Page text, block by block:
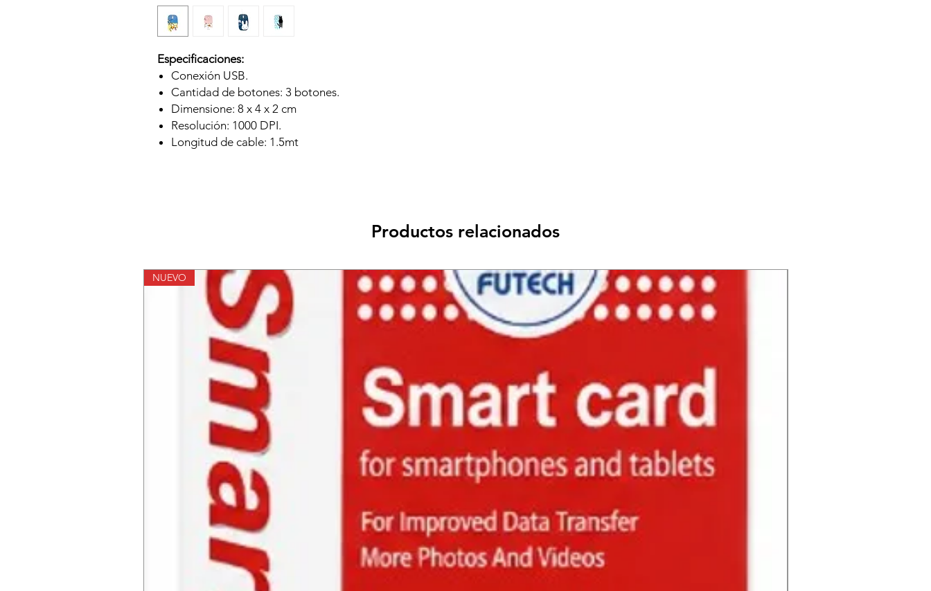
Especificaciones:
Conexión USB.
Cantidad de botones: 3 botones.
Dimensione: 8 x 4 x 2 cm
Resolución: 1000 DPI.
Longitud de cable: 1.5mt
Productos relacionados
NUEVO